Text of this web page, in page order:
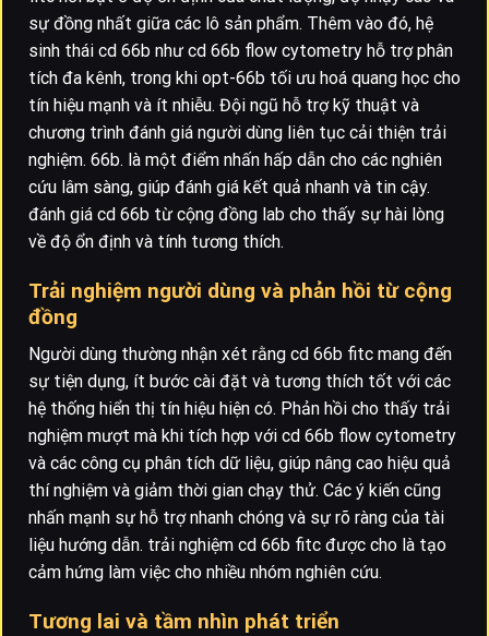
sự đồng nhất giữa các lô sản phẩm. Thêm vào đó, hệ
sinh thái cd 66b như cd 66b flow cytometry hỗ trợ phân
tích đa kênh, trong khi opt-66b tối ưu hoá quang học cho
tín hiệu mạnh và ít nhiễu. Đội ngũ hỗ trợ kỹ thuật và
chương trình đánh giá người dùng liên tục cải thiện trải
nghiệm. 66b. là một điểm nhấn hấp dẫn cho các nghiên
cứu lâm sàng, giúp đánh giá kết quả nhanh và tin cậy.
đánh giá cd 66b từ cộng đồng lab cho thấy sự hài lòng
về độ ổn định và tính tương thích.
Trải nghiệm người dùng và phản hồi từ cộng
đồng
Người dùng thường nhận xét rằng cd 66b fitc mang đến
sự tiện dụng, ít bước cài đặt và tương thích tốt với các
hệ thống hiển thị tín hiệu hiện có. Phản hồi cho thấy trải
nghiệm mượt mà khi tích hợp với cd 66b flow cytometry
và các công cụ phân tích dữ liệu, giúp nâng cao hiệu quả
thí nghiệm và giảm thời gian chạy thử. Các ý kiến cũng
nhấn mạnh sự hỗ trợ nhanh chóng và sự rõ ràng của tài
liệu hướng dẫn. trải nghiệm cd 66b fitc được cho là tạo
cảm hứng làm việc cho nhiều nhóm nghiên cứu.
Tương lai và tầm nhìn phát triển